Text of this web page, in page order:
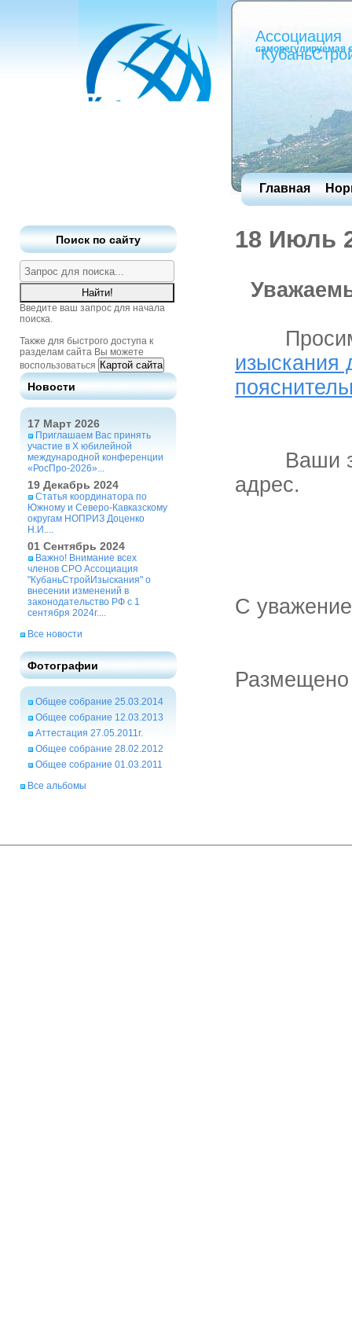
Ассоциация
саморегулируемая
Главная
Поиск по сайту
Введите ваш запрос для начала
поиска.
Также для быстрого доступа к
разделам сайта Вы можете
воспользоваться Картой сайта
Новости
17 Март 2026
Приглашаем Вас принять
участие в X юбилейной
международной конференции
«РосПро-2026»...
19 Декабрь 2024
Статья координатора по
Южному и Северо-Кавказскому
округам НОПРИЗ Доценко
Н.И....
01 Сентябрь 2024
Важно! Внимание всех
членов СРО Ассоциация
"КубаньСтройИзыскания" о
внесении изменений в
законодательство РФ с 1
сентября 2024г....
Все новости
Фотографии
Общее собрание 25.03.2014
Общее собрание 12.03.2013
Аттестация 27.05.2011г.
Общее собрание 28.02.2012
Общее собрание 01.03.2011
Все альбомы
18 Июль
изыскания
Ваши
адрес.
С
Размещено